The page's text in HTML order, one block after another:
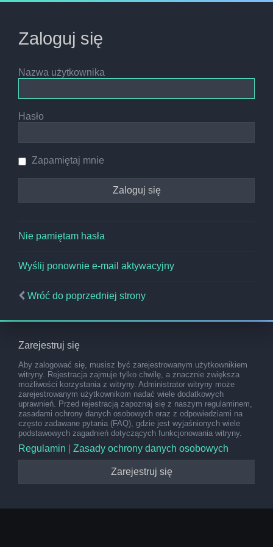
Zaloguj się
Nazwa użytkownika
Hasło
Zapamiętaj mnie
Nie pamiętam hasła
Wyślij ponownie e-mail aktywacyjny
Wróć do poprzedniej strony
Zarejestruj się
Aby zalogować się, musisz być zarejestrowanym użytkownikiem
witryny. Rejestracja zajmuje tylko chwilę, a znacznie zwiększa
możliwości korzystania z witryny. Administrator witryny może
zarejestrowanym użytkownikom nadać wiele dodatkowych
uprawnień. Przed rejestracją zapoznaj się z naszym regulaminem,
zasadami ochrony danych osobowych oraz z odpowiedziami na
często zadawane pytania (FAQ), gdzie jest wyjaśnionych wiele
podstawowych zagadnień dotyczących funkcjonowania witryny.
Regulamin Zasady ochrony danych osobowych
Zarejestruj się